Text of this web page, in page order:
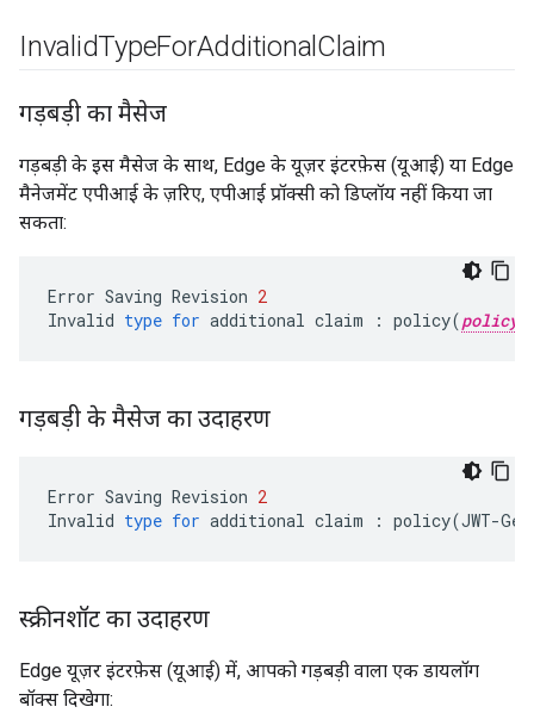
InvalidTypeForAdditional Claim
गड़बड़ी का मैसेज
गड़बड़ी के इस मैसेज के साथ, Edge के यूज़र इंटरफ़ेस (यूआई) या Edge
मैनेजमेंट एपीआई के ज़रिए, एपीआई प्रॉक्सी को डिप्लॉय नहीं किया जा
सकता:
Error Saving Revision 2
Invalid type for additional claim : policy(
गड़बड़ी के मैसेज का उदाहरण
Error Saving Revision 2
Invalid type for additional claim : policy(JWT-
स्क्रीनशॉट का उदाहरण
Edge यूज़र इंटरफ़ेस (यूआई) में, आपको गड़बड़ी वाला एक डायलॉग
बॉक्स दिखेगा: